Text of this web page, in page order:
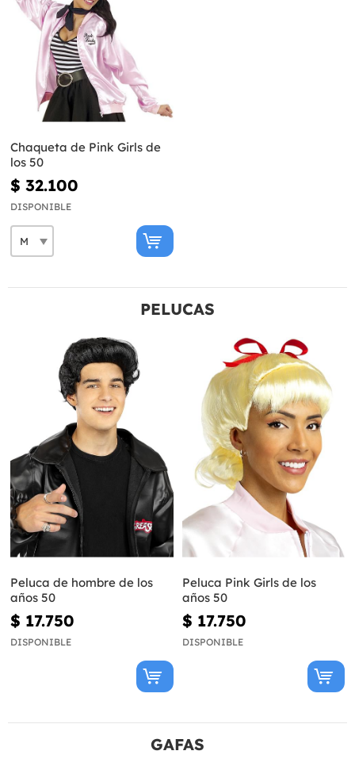
Chaqueta de Pink Girls de
los 50
$ 32.100
DISPONIBLE
PELUCAS
Peluca de hombre de los
años 50
$ 17.750
DISPONIBLE
Peluca Pink Girls de los
años 50
$ 17.750
DISPONIBLE
GAFAS